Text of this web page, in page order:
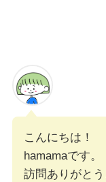
こんにちは！
hamamaです。
訪問ありがとう